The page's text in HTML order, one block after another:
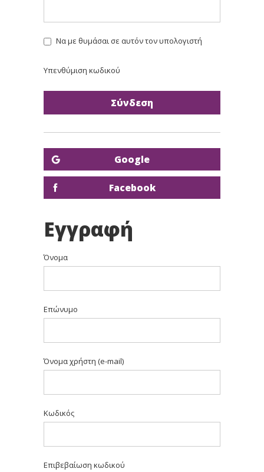
Να με θυμάσαι σε αυτόν τον υπολογιστή
Υπενθύμιση κωδικού
Google
Facebook
Εγγραφή
Όνομα
Επώνυμο
Όνομα χρήστη (e-mail)
Κωδικός
Επιβεβαίωση κωδικού